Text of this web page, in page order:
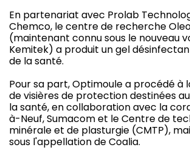
En partenariat avec Prolab
Chemco, le centre de recherche
(maintenant connu sous le nouveau
Kemitek) a produit un gel
de la santé.
Pour sa part, Optimoule a procédé à
de visières de protection destinées
la santé, en collaboration avec la
à-Neuf, Sumacom et le Centre de
minérale et de plasturgie (CMTP),
sous l'appellation de Coalia.